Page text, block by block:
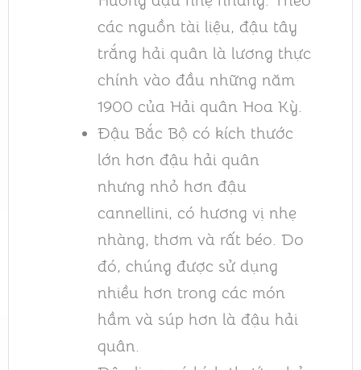
các nguồn tài liệu, đậu tây
trắng hải quân là lương thực
chính vào đầu những năm
1900 của Hải quân Hoa Kỳ.
Đậu Bắc Bộ có kích thước
lớn hơn đậu hải quân
nhưng nhỏ hơn đậu
cannellini, có hương vị nhẹ
nhàng, thơm và rất béo. Do
đó, chúng được sử dụng
nhiều hơn trong các món
hầm và súp hơn là đậu hải
quân.